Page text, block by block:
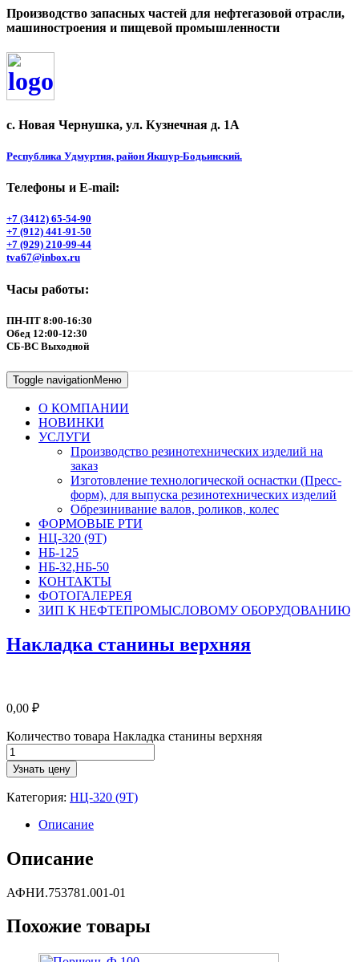
Производство запасных частей для нефтегазовой отрасли,
машиностроения и пищевой промышленности
с. Новая Чернушка, ул. Кузнечная д. 1А
Республика Удмуртия, район Якшур-Бодьинский.
Телефоны и Е-mail:
+7 (3412) 65-54-90
+7 (912) 441-91-50
+7 (929) 210-99-44
tva67@inbox.ru
Часы работы:
ПН-ПТ 8:00-16:30
Обед 12:00-12:30
СБ-ВС Выходной
Toggle navigationМеню
О КОМПАНИИ
НОВИНКИ
УСЛУГИ
Производство резинотехнических изделий на
заказ
Изготовление технологической оснастки (Пресс-
форм), для выпуска резинотехнических изделий
Обрезинивание валов, роликов, колес
ФОРМОВЫЕ РТИ
НЦ-320 (9Т)
НБ-125
НБ-32,НБ-50
КОНТАКТЫ
ФОТОГАЛЕРЕЯ
ЗИП К НЕФТЕПРОМЫСЛОВОМУ ОБОРУДОВАНИЮ
Накладка станины верхняя
0,00 ₽
Количество товара Накладка станины верхняя
Узнать цену
Категория: НЦ-320 (9Т)
Описание
Описание
АФНИ.753781.001-01
Похожие товары